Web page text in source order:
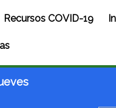
Recursos COVID-19